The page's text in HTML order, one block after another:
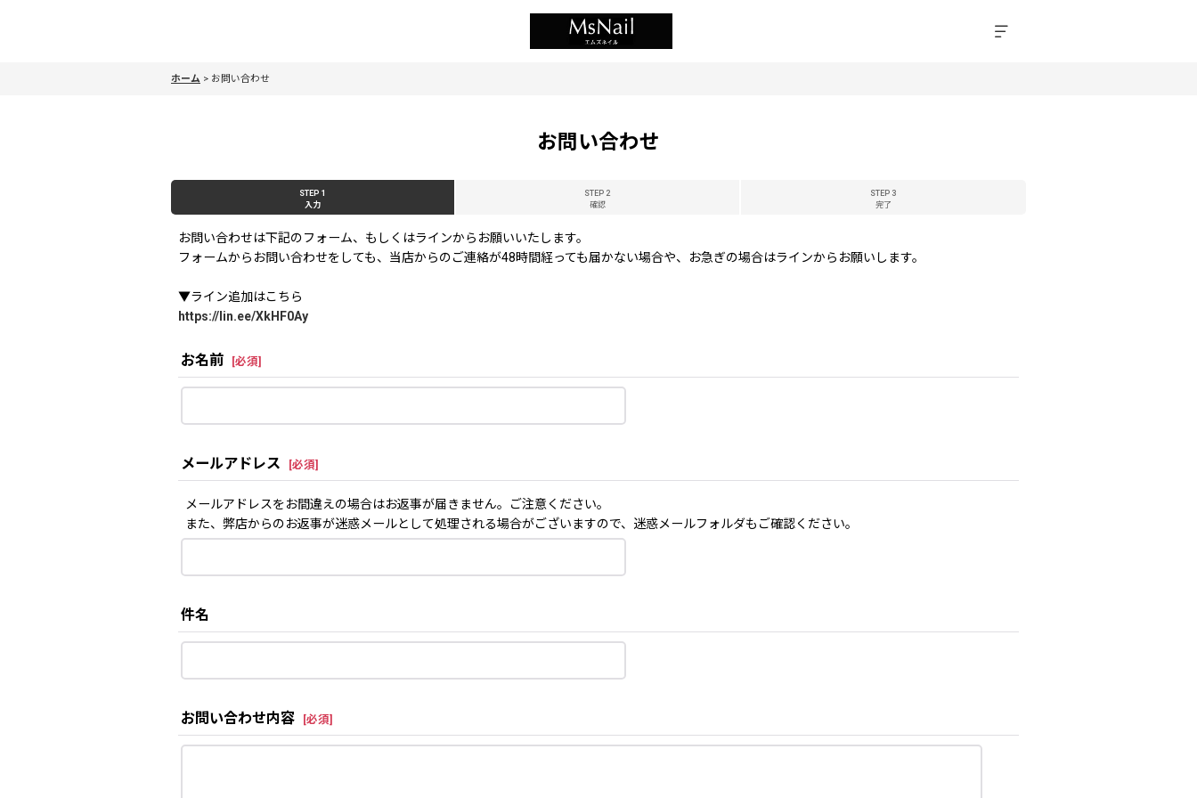
ホーム > お問い合わせ
お問い合わせ
STEP 1
入力
STEP 2
確認
STEP 3
完了
お問い合わせは下記のフォーム、もしくはラインからお願いいたします。
フォームからお問い合わせをしても、当店からのご連絡が48時間経っても届かない場合や、お急ぎの場合はラインからお願いします。
▼ライン追加はこちら
https://lin.ee/XkHF0Ay
お名前 [必須]
メールアドレス [必須]
メールアドレスをお間違えの場合はお返事が届きません。ご注意ください。
また、弊店からのお返事が迷惑メールとして処理される場合がございますので、迷惑メールフォルダもご確認ください。
件名
お問い合わせ内容 [必須]